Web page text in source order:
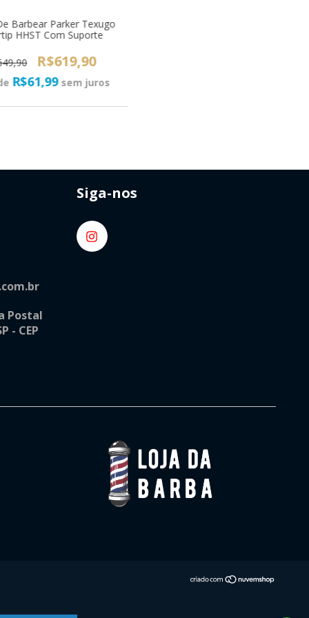
Barbear Parker Texugo
HHST Com Suporte
R$619,90
R$61,99 sem juros
Postal
- CEP
Siga-nos